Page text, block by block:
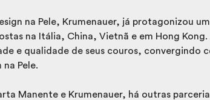
na Pele, Krumenauer, já protagonizou
na Itália, China, Vietnã e em Hong Kong.
e qualidade de seus couros, convergindo
Pele.
Manente e Krumenauer, há outras